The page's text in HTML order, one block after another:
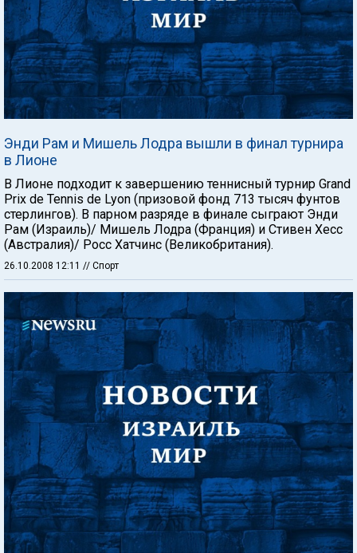
Энди Рам и Мишель Лодра вышли в финал турнира
в Лионе
В Лионе подходит к завершению теннисный турнир Grand
Prix de Tennis de Lyon (призовой фонд 713 тысяч фунтов
стерлингов). В парном разряде в финале сыграют Энди
Рам (Израиль)/ Мишель Лодра (Франция) и Стивен Хесс
(Австралия)/ Росс Хатчинс (Великобритания).
26.10.2008 12:11 // Спорт